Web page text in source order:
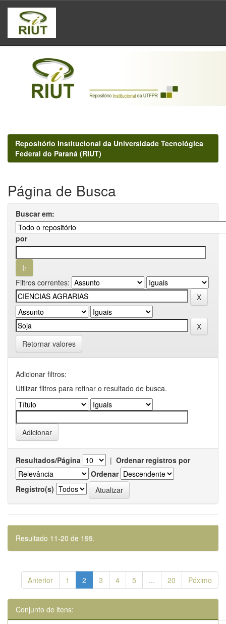
Skip
navigation
Repositório Institucional da Universidade Tecnológica
Federal do Paraná (RIUT)
Página de Busca
Buscar em:
por
Filtros correntes:
Retornar valores
Adicionar filtros:
Utilizar filtros para refinar o resultado de busca.
Resultados/Página | Ordenar registros por
Ordenar
Registro(s)
Resultado 11-20 de 199.
Anterior 1 2 3 4 5 ... 20 Póximo
Conjunto de itens: